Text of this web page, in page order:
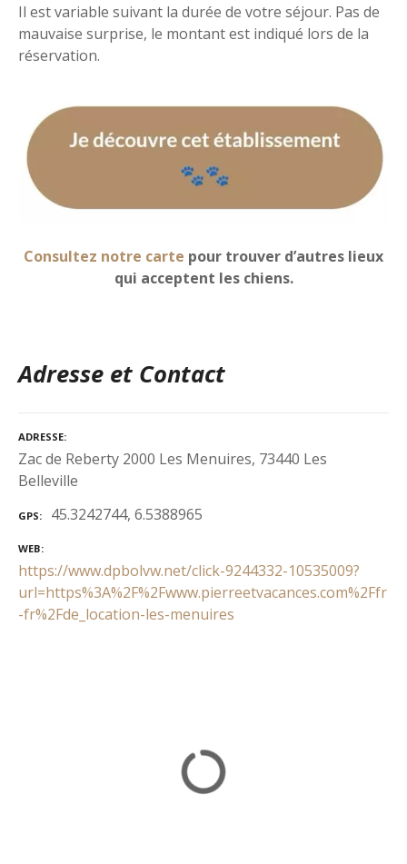
Il est variable suivant la durée de votre séjour. Pas de
mauvaise surprise, le montant est indiqué lors de la
réservation.
Consultez notre carte pour trouver d’autres lieux
qui acceptent les chiens.
Adresse et Contact
ADRESSE
Zac de Reberty 2000 Les Menuires, 73440 Les
Belleville
GPS 45.3242744, 6.5388965
WEB
https://www.dpbolvw.net/click-9244332-10535009?
url=https%3A%2F%2Fwww.pierreetvacances.com%2Ffr
-fr%2Fde_location-les-menuires